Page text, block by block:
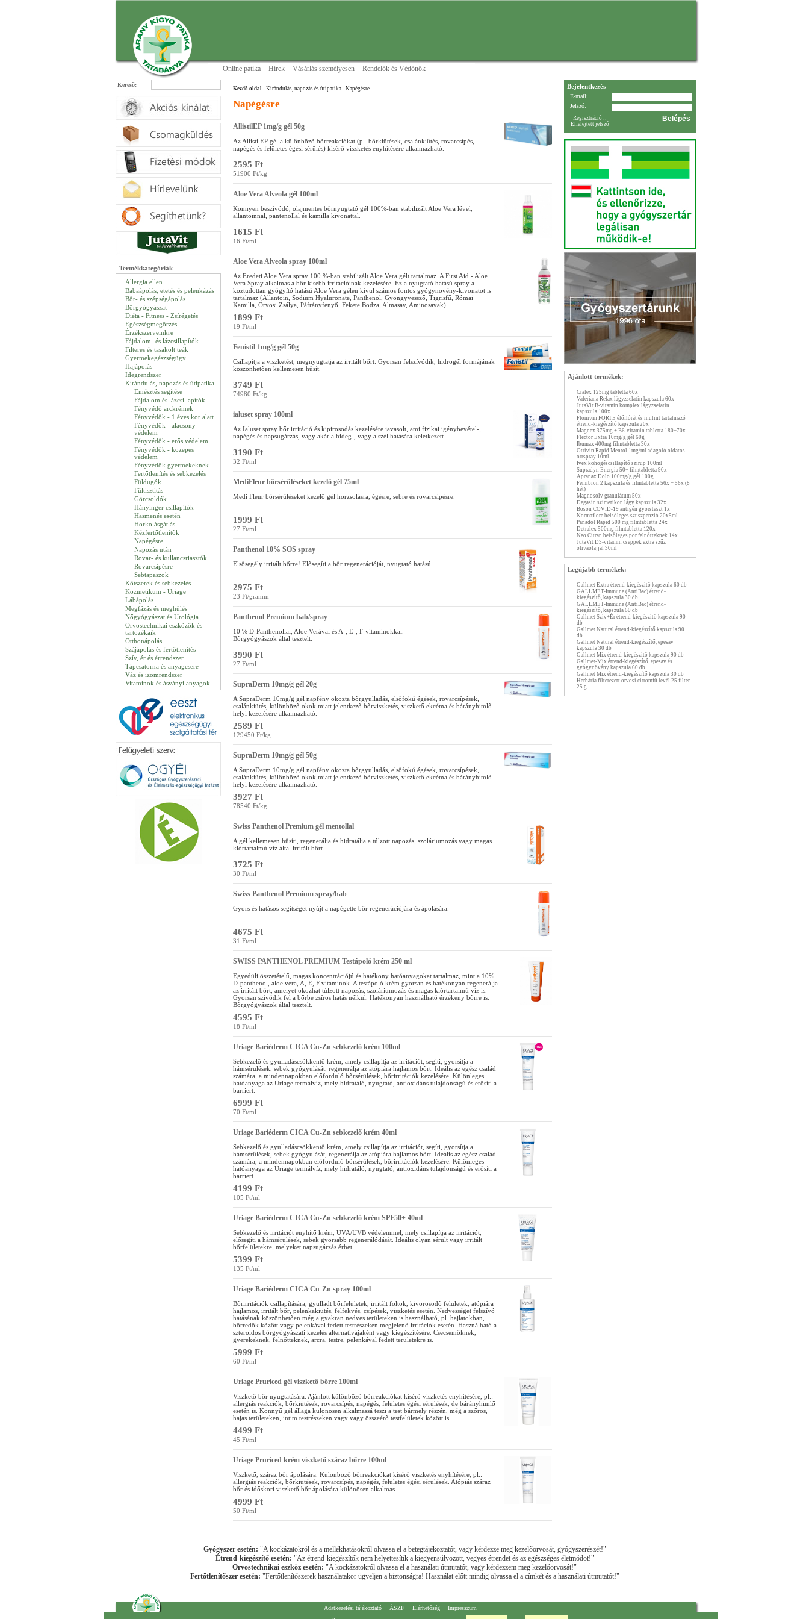
Online patika Hírek Vásárlás személyesen Rendelők és Védőnők
Keresõ:
Termékkategóriák
Allergia ellen
Babaápolás, etetés és pelenkázás
Bőr- és szépségápolás
Bőrgyógyászat
Diéta - Fitness - Zsírégetés
Egészségmegőrzés
Érzékszerveinkre
Fájdalom- és lázcsillapítók
Filteres és tasakolt teák
Gyermekegészségügy
Hajápolás
Idegrendszer
Kirándulás, napozás és útipatika
Emésztés segítése
Fájdalom és lázcsillapítók
Fényvédő arckrémek
Fényvédők - 1 éves kor alatt
Fényvédők - alacsony
védelem
Fényvédők - erős védelem
Fényvédők - közepes
védelem
Fényvédők gyermekeknek
Fertőtlenítés és sebkezelés
Füldugók
Fültisztítás
Görcsoldók
Hányinger csillapítók
Hasmenés esetén
Horkolásgátlás
Kézfertőtlenítők
Napégésre
Napozás után
Rovar- és kullancsriasztók
Rovarcsípésre
Sebtapaszok
Kötszerek és sebkezelés
Kozmetikum - Uriage
Lábápolás
Megfázás és meghűlés
Nőgyógyászat és Urológia
Orvostechnikai eszközök és
tartozékaik
Otthonápolás
Szájápolás és fertőtlenítés
Szív, ér és érrendszer
Tápcsatorna és anyagcsere
Váz és izomrendszer
Vitaminok és ásványi anyagok
Kezdõ oldal - Kirándulás, napozás és útipatika - Napégésre
Napégésre
AllistilEP 1mg/g gél 50g
Az AllistilEP gél a különbözõ bõrreakciókat (pl. bõrkiütések, csalánkiütés, rovarcsípés,
napégés és felületes égési sérülés) kísérõ viszketés enyhítésére alkalmazható.
2595 Ft
51900 Ft/kg
Aloe Vera Alveola gél 100ml
Könnyen beszívódó, olajmentes bőrnyugtató gél 100%-ban stabilizált Aloe Vera lével,
allantoinnal, pantenollal és kamilla kivonattal.
1615 Ft
16 Ft/ml
Aloe Vera Alveola spray 100ml
Az Eredeti Aloe Vera spray 100 %-ban stabilizált Aloe Vera gélt tartalmaz. A First Aid - Aloe
Vera Spray alkalmas a bőr kisebb irritációinak kezelésére. Ez a nyugtató hatású spray a
köztudottan gyógyító hatású Aloe Vera gélen kívül számos fontos gyógynövény-kivonatot is
tartalmaz (Allantoin, Sodium Hyaluronate, Panthenol, Gyöngyvessző, Tigrisfű, Római
Kamilla, Orvosi Zsálya, Páfrányfenyő, Fekete Bodza, Almasav, Aminosavak).
1899 Ft
19 Ft/ml
Fenistil 1mg/g gél 50g
Csillapítja a viszketést, megnyugtatja az irritált bőrt. Gyorsan felszívódik, hidrogél formájának
köszönhetően kellemesen hűsít.
3749 Ft
74980 Ft/kg
ialuset spray 100ml
Az Ialuset spray bőr irritáció és kipirosodás kezelésére javasolt, ami fizikai igénybevétel-,
napégés és napsugárzás, vagy akár a hideg-, vagy a szél hatására keletkezett.
3190 Ft
32 Ft/ml
MediFleur bőrsérüléseket kezelő gél 75ml
Medi Fleur bőrsérüléseket kezelő gél horzsolásra, égésre, sebre és rovarcsípésre.
1999 Ft
27 Ft/ml
Panthenol 10% SOS spray
Elsősegély irritált bőrre! Elősegíti a bőr regenerációját, nyugtató hatású.
2975 Ft
23 Ft/gramm
Panthenol Premium hab/spray
10 % D-Panthenollal, Aloe Verával és A-, E-, F-vitaminokkal.
Bőrgyógyászok által tesztelt.
3990 Ft
27 Ft/ml
SupraDerm 10mg/g gél 20g
A SupraDerm 10mg/g gél napfény okozta bőrgyulladás, elsőfokú égések, rovarcsípések,
csalánkiütés, különböző okok miatt jelentkező bőrviszketés, viszkető ekcéma és bárányhimlő
helyi kezelésére alkalmazható.
2589 Ft
129450 Ft/kg
SupraDerm 10mg/g gél 50g
A SupraDerm 10mg/g gél napfény okozta bőrgyulladás, elsőfokú égések, rovarcsípések,
csalánkiütés, különböző okok miatt jelentkező bőrviszketés, viszkető ekcéma és bárányhimlő
helyi kezelésére alkalmazható.
3927 Ft
78540 Ft/kg
Swiss Panthenol Premium gél mentollal
A gél kellemesen hűsíti, regenerálja és hidratálja a túlzott napozás, szoláriumozás vagy magas
klórtartalmú víz által irritált bőrt.
3725 Ft
30 Ft/ml
Swiss Panthenol Premium spray/hab
Gyors és hatásos segítséget nyújt a napégette bőr regenerációjára és ápolására.
4675 Ft
31 Ft/ml
SWISS PANTHENOL PREMIUM Testápoló krém 250 ml
Egyedüli összetételű, magas koncentrációjú és hatékony hatóanyagokat tartalmaz, mint a 10%
D-panthenol, aloe vera, A, E, F vitaminok. A testápoló krém gyorsan és hatékonyan regenerálja
az irritált bőrt, amelyet okozhat túlzott napozás, szoláriumozás és magas klórtartalmú víz is.
Gyorsan szívódik fel a bőrbe zsíros hatás nélkül. Hatékonyan használható érzékeny bőrre is.
Bőrgyógyászok által tesztelt.
4595 Ft
18 Ft/ml
Uriage Bariéderm CICA Cu-Zn sebkezelő krém 100ml
Sebkezelő és gyulladáscsökkentő krém, amely csillapítja az irritációt, segíti, gyorsítja a
hámsérülések, sebek gyógyulását, regenerálja az atópiára hajlamos bőrt. Ideális az egész család
számára, a mindennapokban előforduló bőrsérülések, bőrirritációk kezelésére. Különleges
hatóanyaga az Uriage termálvíz, mely hidratáló, nyugtató, antioxidáns tulajdonságú és erősíti a
barriert.
6999 Ft
70 Ft/ml
Uriage Bariéderm CICA Cu-Zn sebkezelő krém 40ml
Sebkezelő és gyulladáscsökkentő krém, amely csillapítja az irritációt, segíti, gyorsítja a
hámsérülések, sebek gyógyulását, regenerálja az atópiára hajlamos bőrt. Ideális az egész család
számára, a mindennapokban előforduló bőrsérülések, bőrirritációk kezelésére. Különleges
hatóanyaga az Uriage termálvíz, mely hidratáló, nyugtató, antioxidáns tulajdonságú és erősíti a
barriert.
4199 Ft
105 Ft/ml
Uriage Bariéderm CICA Cu-Zn sebkezelő krém SPF50+ 40ml
Sebkezelő és irritációt enyhítő krém, UVA/UVB védelemmel, mely csillapítja az irritációt,
elősegíti a hámsérülések, sebek gyorsabb regenerálódását. Ideális olyan sérült vagy irritált
bőrfelületekre, melyeket napsugárzás érhet.
5399 Ft
135 Ft/ml
Uriage Bariéderm CICA Cu-Zn spray 100ml
Bőrirritációk csillapítására, gyulladt bőrfelületek, irritált foltok, kivörösödő felületek, atópiára
hajlamos, irritált bőr, pelenkakiütés, felfekvés, csípések, viszketés esetén. Nedvességet felszívó
hatásának köszönhetően még a gyakran nedves területeken is használható, pl. hajlatokban,
bőrredők között vagy pelenkával fedett testrészeken megjelenő irritációk esetén. Használható a
szteroidos bőrgyógyászati kezelés alternatívájaként vagy kiegészítésére. Csecsemőknek,
gyerekeknek, felnőtteknek, arcra, testre, pelenkával fedett területekre is.
5999 Ft
60 Ft/ml
Uriage Pruriced gél viszkető bőrre 100ml
Viszkető bőr nyugtatására. Ajánlott különböző bőrreakciókat kísérő viszketés enyhítésére, pl.:
allergiás reakciók, bőrkiütések, rovarcsípés, napégés, felületes égési sérülések, de bárányhimlő
esetén is. Könnyű gél állaga különösen alkalmassá teszi a test bármely részén, még a szőrös,
hajas területeken, intim testrészeken vagy vagy összeérő testfelületek között is.
4499 Ft
45 Ft/ml
Uriage Pruriced krém viszkető száraz bőrre 100ml
Viszkető, száraz bőr ápolására. Különböző bőrreakciókat kísérő viszketés enyhítésére, pl.:
allergiás reakciók, bőrkiütések, rovarcsípés, napégés, felületes égési sérülések. Atópiás száraz
bőr és időskori viszkető bőr ápolására különösen alkalmas.
4999 Ft
50 Ft/ml
Bejelentkezés
E-mail:
Jelszó:
Regisztráció ::
Elfelejtett jelszó
Ajánlott termékek:
Cralex 125mg tabletta 60x
Valeriana Relax lágyzselatin kapszula 60x
JutaVit B-vitamin komplex lágyzselatin
kapszula 100x
Flonivin FORTE élőflórát és inulint tartalmazó
étrend-kiegészítő kapszula 20x
Magnex 375mg + B6-vitamin tabletta 180+70x
Flector Extra 10mg/g gél 60g
Ibumax 400mg filmtabletta 30x
Otrivin Rapid Mentol 1mg/ml adagoló oldatos
orrspray 10ml
Ivex köhögéscsillapító szirup 100ml
Supradyn Energia 50+ filmtabletta 90x
Apranax Dolo 100mg/g gél 100g
Femibion 2 kapszula és filmtabletta 56x + 56x (8
hét)
Magnosolv granulátum 50x
Degasin szimetikon lágy kapszula 32x
Boson COVID-19 antigén gyorsteszt 1x
Normaflore belsőleges szuszpenzió 20x5ml
Panadol Rapid 500 mg filmtabletta 24x
Detralex 500mg filmtabletta 120x
Neo Citran belsőleges por felnőtteknek 14x
JutaVit D3-vitamin cseppek extra szűz
olivaolajjal 30ml
Legújabb termékek:
Gallmet Extra étrend-kiegészítő kapszula 60 db
GALLMET-Immune (AntiBac) étrend-
kiegészítő, kapszula 30 db
GALLMET-Immune (AntiBac) étrend-
kiegészítő, kapszula 60 db
Gallmet Szív+Ér étrend-kiegészítő kapszula 90
db
Gallmet Natural étrend-kiegészítő kapszula 90
db
Gallmet Natural étrend-kiegészítő, epesav
kapszula 30 db
Gallmet Mix étrend-kiegészítő kapszula 90 db
Gallmet-Mix étrend-kiegészítő, epesav és
gyógynövény kapszula 60 db
Gallmet Mix étrend-kiegészítő kapszula 30 db
Herbária filterezett orvosi citromfű levél 25 filter
25 g
Gyógyszer esetén: "A kockázatokról és a mellékhatásokról olvassa el a betegtájékoztatót, vagy kérdezze meg kezelőorvosát, gyógyszerészét!"
Étrend-kiegészítő esetén: "Az étrend-kiegészítők nem helyettesítik a kiegyensúlyozott, vegyes étrendet és az egészséges életmódot!"
Orvostechnikai eszköz esetén: "A kockázatokról olvassa el a használati útmutatót, vagy kérdezzem meg kezelőorvosát!"
Fertőtlenítőszer esetén: "Fertőtlenítőszerek használatakor ügyeljen a biztonságra! Használat előtt mindig olvassa el a címkét és a használati útmutatót!"
Adatkezelési tájékoztató ÁSZF Elérhetőség
Impresszum
"Arany Kígyó Patika" Cím: H-2800 Tatabánya-Kertváros, Szent György u. 43.; Telefon: 34/311-537; E-mail: info@kertvarosipatika.hu